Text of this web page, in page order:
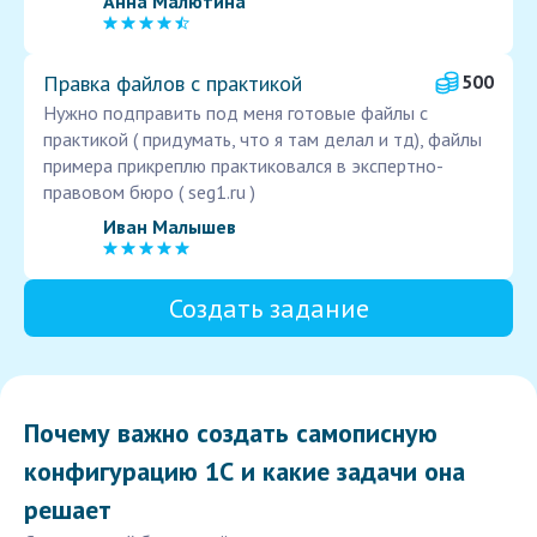
Правка файлов с практикой
500
Нужно подправить под меня готовые файлы с
практикой ( придумать, что я там делал и тд), файлы
примера прикреплю практиковался в экспертно-
правовом бюро ( seg1.ru )
Иван Малышев
Создать задание
Почему важно создать самописную
конфигурацию 1С и какие задачи она
решает